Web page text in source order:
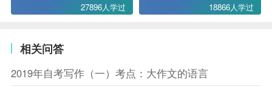
27896人学过 18866人学过
相关问答
2019年自考写作（一）考点：大作文的语言